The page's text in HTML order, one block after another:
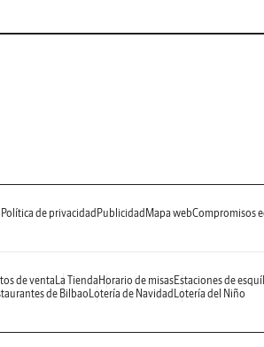
Política de privacidad Publicidad Mapa webCompromisos
de ventaLa Tienda Horario de misasEstaciones de esquí
de BilbaoLotería de Navidad Lotería del Niño